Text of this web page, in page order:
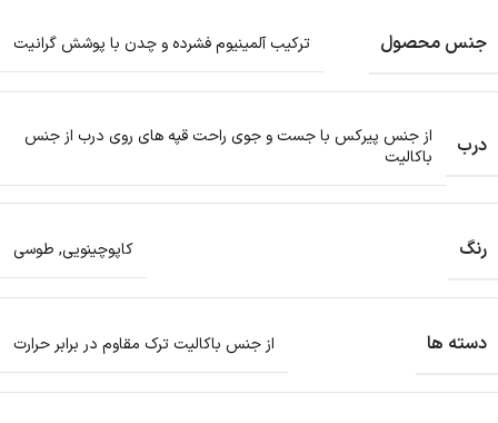
جنس محصول ترکیب آلمینیوم فشرده و چدن با پوشش گرانیت
درب
از جنس پیرکس با جست و جوی راحت قپه های روی درب از جنس
باکالیت
رنگ کاپوچینویی, طوسی
دسته ها از جنس باکالیت ترک مقاوم در برابر حرارت